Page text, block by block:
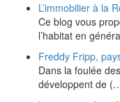
L’immobilier à la
Ce blog vous
l’habitat en
Freddy Fripp,
Dans la foulée
développent de